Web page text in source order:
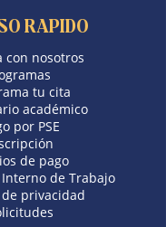
RAPIDO
con nosotros
tu cita
académico
por PSE
de pago
de Trabajo
privacidad​